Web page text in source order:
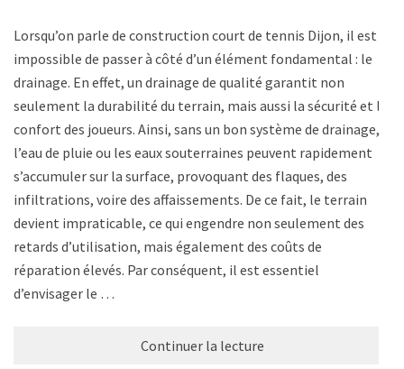
Lorsqu’on parle de construction court de tennis Dijon, il est
impossible de passer à côté d’un élément fondamental : le
drainage. En effet, un drainage de qualité garantit non
seulement la durabilité du terrain, mais aussi la sécurité et le
confort des joueurs. Ainsi, sans un bon système de drainage,
l’eau de pluie ou les eaux souterraines peuvent rapidement
s’accumuler sur la surface, provoquant des flaques, des
infiltrations, voire des affaissements. De ce fait, le terrain
devient impraticable, ce qui engendre non seulement des
retards d’utilisation, mais également des coûts de
réparation élevés. Par conséquent, il est essentiel
d’envisager le …
Continuer la lecture